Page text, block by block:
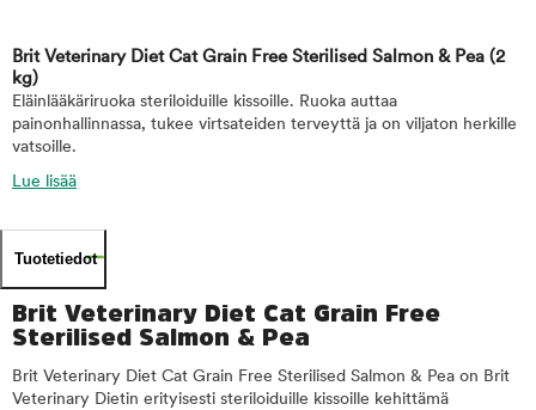
Brit Veterinary Diet Cat Grain Free Sterilised Salmon & Pea (2
kg)
Eläinlääkäriruoka steriloiduille kissoille. Ruoka auttaa
painonhallinnassa, tukee virtsateiden terveyttä ja on viljaton herkille
vatsoille.
Lue lisää
Tuotetiedot
Brit Veterinary Diet Cat Grain Free
Sterilised Salmon & Pea
Brit Veterinary Diet Cat Grain Free Sterilised Salmon & Pea on Brit
Veterinary Dietin erityisesti steriloiduille kissoille kehittämä